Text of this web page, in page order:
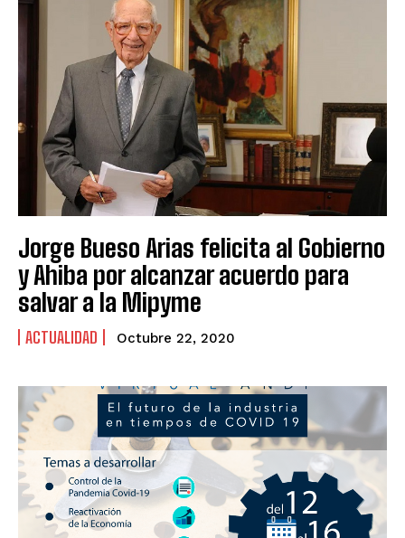
Jorge Bueso Arias felicita al Gobierno
y Ahiba por alcanzar acuerdo para
salvar a la Mipyme
ACTUALIDAD Octubre 22, 2020